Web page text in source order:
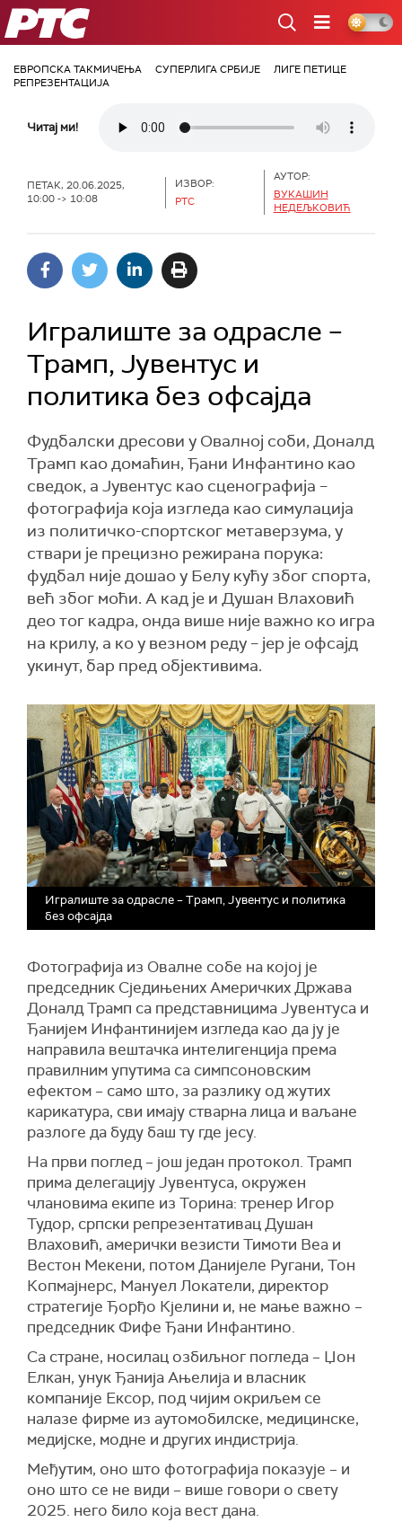
РТС
ЕВРОПСКА ТАКМИЧЕЊА СУПЕРЛИГА СРБИЈЕ
ЛИГЕ ПЕТИЦЕ
РЕПРЕЗЕНТАЦИЈА
Читај ми!
ПЕТАК, 20.06.2025,
10:00 -> 10:08
ИЗВОР:
РТС
АУТОР:
ВУКАШИН
НЕДЕЉКОВИЋ
Игралиште за одрасле –
Трамп, Јувентус и
политика без офсајда
Фудбалски дресови у Овалној соби, Доналд
Трамп као домаћин, Ђани Инфантино као
сведок, а Јувентус као сценографија –
фотографија која изгледа као симулација
из политичко-спортског метаверзума, у
ствари је прецизно режирана порука:
фудбал није дошао у Белу кућу због спорта,
већ због моћи. А кад је и Душан Влаховић
део тог кадра, онда више није важно ко игра
на крилу, а ко у везном реду – јер је офсајд
укинут, бар пред објективима.
Игралиште за одрасле – Трамп, Јувентус и политика
без офсајда
Фотографија из Овалне собе на којој је
председник Сједињених Америчких Држава
Доналд Трамп са представницима Јувентуса и
Ђанијем Инфантинијем изгледа као да ју је
направила вештачка интелигенција према
правилним упутима са симпсоновским
ефектом – само што, за разлику од жутих
карикатура, сви имају стварна лица и ваљане
разлоге да буду баш ту где јесу.
На први поглед – још један протокол. Трамп
прима делегацију Јувентуса, окружен
члановима екипе из Торина: тренер Игор
Тудор, српски репрезентативац Душан
Влаховић, амерички везисти Тимоти Веа и
Вестон Мекени, потом Данијеле Ругани, Тон
Копмајнерс, Мануел Локатели, директор
стратегије Ђорђо Кјелини и, не мање важно –
председник Фифе Ђани Инфантино.
Са стране, носилац озбиљног погледа – Џон
Елкан, унук Ђанија Ањелија и власник
компаније Ексор, под чијим окриљем се
налазе фирме из аутомобилске, медицинске,
медијске, модне и других индистрија.
Међутим, оно што фотографија показује – и
оно што се не види – више говори о свету
2025. него било која вест дана.